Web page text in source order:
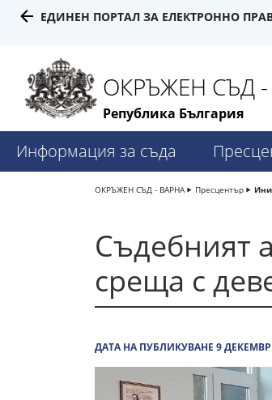
ЕДИНЕН ПОРТАЛ ЗА ЕЛЕКТРОННО
ОКРЪЖЕН СЪД
Република България
Информация за съда
ОКРЪЖЕН СЪД - ВАРНА Пресцентър
Съдебният
среща с
ДАТА НА ПУБЛИКУВАНЕ 9